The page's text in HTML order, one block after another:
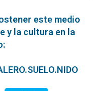
este medio
y la cultura en la